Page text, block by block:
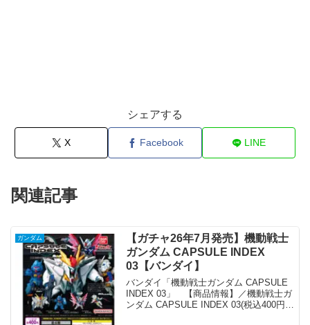
シェアする
X Facebook LINE
関連記事
ガンダム
【ガチャ26年7月発売】機動戦士
ガンダム CAPSULE INDEX
03【バンダイ】
バンダイ「機動戦士ガンダム CAPSULE
INDEX 03」 【商品情報】／機動戦士ガ
ンダム CAPSULE INDEX 03(税込400円)